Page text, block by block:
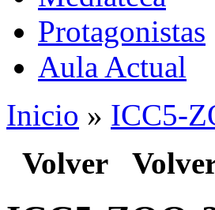
Protagonistas
Aula Actual
Inicio » ICC5-
Volver